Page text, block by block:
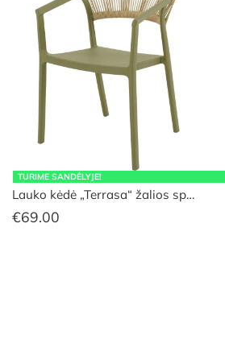
TURIME SANDĖLYJE!
Lauko kėdė „Terrasa“ žalios sp…
€69.00